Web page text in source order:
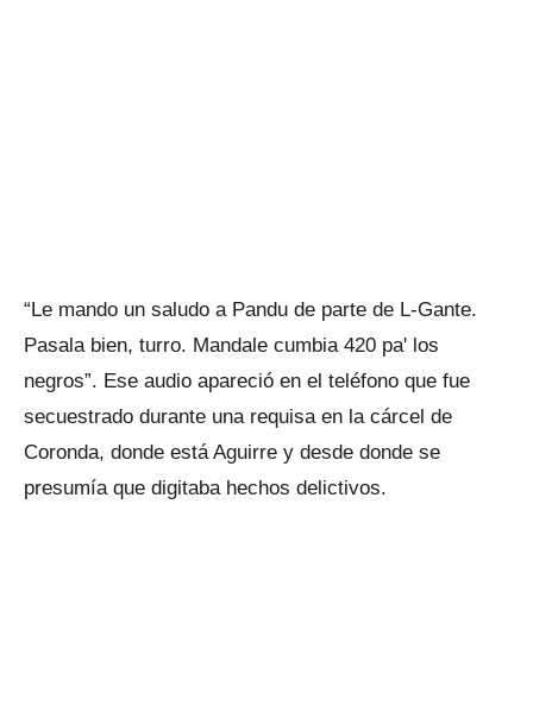
“Le mando un saludo a Pandu de parte de L-Gante.
Pasala bien, turro. Mandale cumbia 420 pa' los
negros”. Ese audio apareció en el teléfono que fue
secuestrado durante una requisa en la cárcel de
Coronda, donde está Aguirre y desde donde se
presumía que digitaba hechos delictivos.